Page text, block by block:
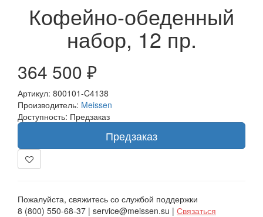
Кофейно-обеденный
набор, 12 пр.
364 500 ₽
Артикул: 800101-C4138
Производитель: Meissen
Доступность: Предзаказ
Предзаказ
Пожалуйста, свяжитесь со службой поддержки
8 (800) 550-68-37 | service@meissen.su | Связаться